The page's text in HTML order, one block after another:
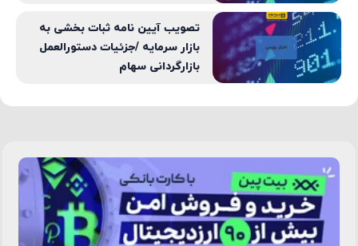
تصویب آیین نامه ثبات بخشی به
بازار سرمایه /جزئیات دستورالعمل
بازارگردانی سهام